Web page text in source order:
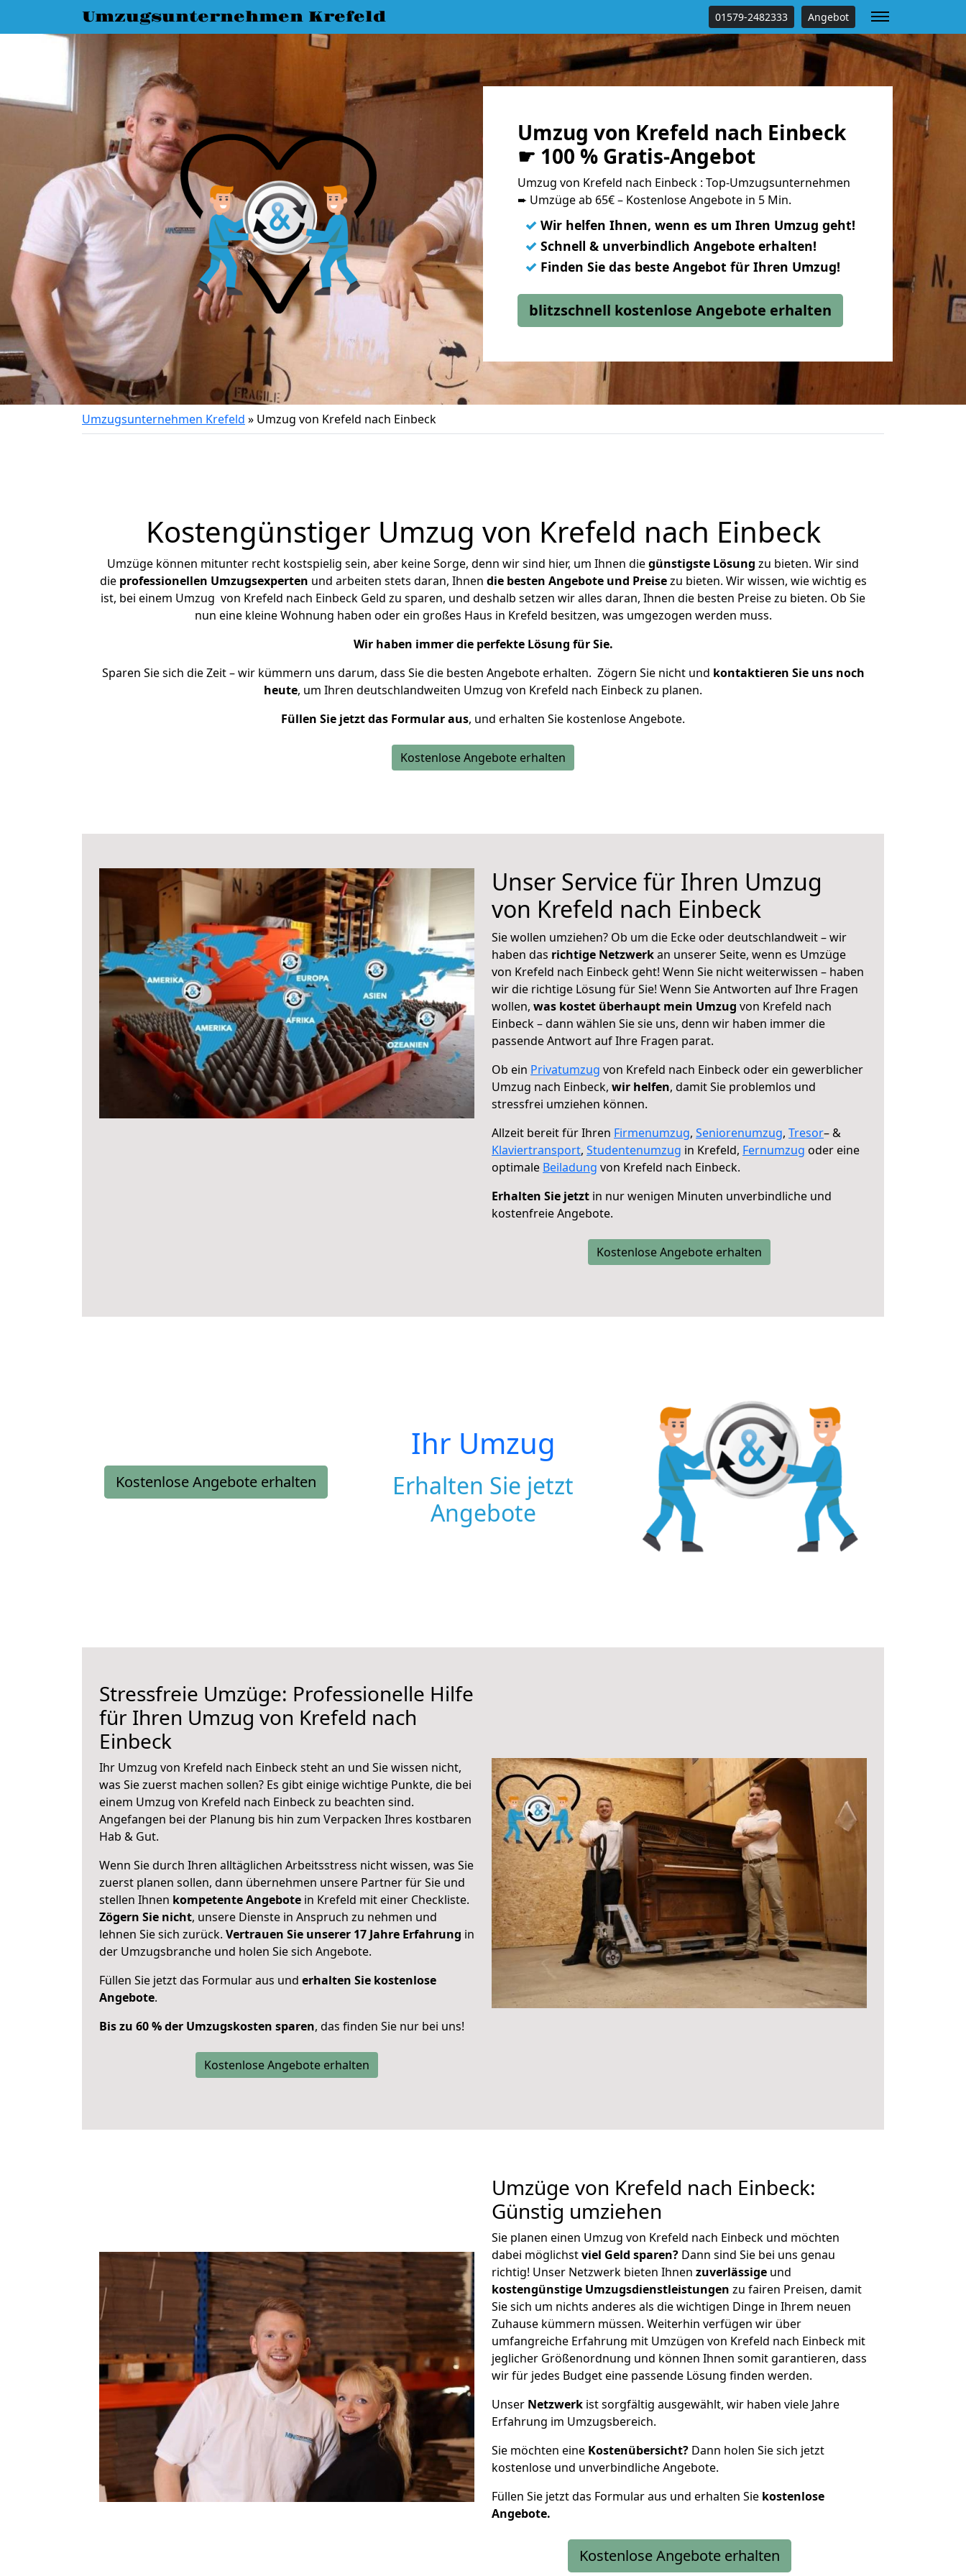
Umzugsunternehmen Krefeld 01579-2482333 Angebot
Umzug von Krefeld nach Einbeck
☛ 100 % Gratis-Angebot
Umzug von Krefeld nach Einbeck : Top-Umzugsunternehmen
➨ Umzüge ab 65€ – Kostenlose Angebote in 5 Min.
✓ Wir helfen Ihnen, wenn es um Ihren Umzug geht!
✓ Schnell & unverbindlich Angebote erhalten!
✓ Finden Sie das beste Angebot für Ihren Umzug!
blitzschnell kostenlose Angebote erhalten
Umzugsunternehmen Krefeld » Umzug von Krefeld nach Einbeck
Kostengünstiger Umzug von Krefeld nach Einbeck
Umzüge können mitunter recht kostspielig sein, aber keine Sorge, denn wir sind hier, um Ihnen diegünstigste Lösung zu bieten. Wir sind
die professionellen Umzugsexperten und arbeiten stets daran, Ihnen die besten Angebote und Preisezu bieten. Wir wissen, wie wichtig es
ist, bei einem Umzug von Krefeld nach Einbeck Geld zu sparen, und deshalb setzen wir alles daran, Ihnen die besten Preise zu bieten. Ob Sie
nun eine kleine Wohnung haben oder ein großes Haus in Krefeld besitzen, was umgezogen werden muss.
Wir haben immer die perfekte Lösung für Sie.
Sparen Sie sich die Zeit – wir kümmern uns darum, dass Sie die besten Angebote erhalten. Zögern Sie nicht und kontaktieren Sie uns noch
heute, um Ihren deutschlandweiten Umzug von Krefeld nach Einbeck zu planen.
Füllen Sie jetzt das Formular aus, und erhalten Sie kostenlose Angebote.
Kostenlose Angebote erhalten
Unser Service für Ihren Umzug
von Krefeld nach Einbeck
Sie wollen umziehen? Ob um die Ecke oder deutschlandweit – wir
haben das richtige Netzwerkan unserer Seite, wenn es Umzüge
von Krefeld nach Einbeck geht! Wenn Sie nicht weiterwissen – haben
wir die richtige Lösung für Sie! Wenn Sie Antworten auf Ihre Fragen
wollen, was kostet überhaupt mein Umzug von Krefeld nach
Einbeck – dann wählen Sie sie uns, denn wir haben immer die
passende Antwort auf Ihre Fragen parat.
Ob ein Privatumzug von Krefeld nach Einbeck oder ein gewerblicher
Umzug nach Einbeck, wir helfen, damit Sie problemlos und
stressfrei umziehen können.
Allzeit bereit für Ihren Firmenumzug, Seniorenumzug, Tresor– &
Klaviertransport, Studentenumzug in Krefeld, Fernumzug oder eine
optimale Beiladung von Krefeld nach Einbeck.
Erhalten Sie jetzt in nur wenigen Minuten unverbindliche und
kostenfreie Angebote.
Kostenlose Angebote erhalten
Kostenlose Angebote erhalten
Ihr Umzug
Erhalten Sie jetzt
Angebote
Stressfreie Umzüge: Professionelle Hilfe
für Ihren Umzug von Krefeld nach
Einbeck
Ihr Umzug von Krefeld nach Einbeck steht an und Sie wissen nicht,
was Sie zuerst machen sollen? Es gibt einige wichtige Punkte, die bei
einem Umzug von Krefeld nach Einbeck zu beachten sind.
Angefangen bei der Planung bis hin zum Verpacken Ihres kostbaren
Hab & Gut.
Wenn Sie durch Ihren alltäglichen Arbeitsstress nicht wissen, was Sie
zuerst planen sollen, dann übernehmen unsere Partner für Sie und
stellen Ihnen kompetente Angebote in Krefeld mit einer Checkliste.
Zögern Sie nicht, unsere Dienste in Anspruch zu nehmen und
lehnen Sie sich zurück. Vertrauen Sie unserer 17 Jahre Erfahrung in
der Umzugsbranche und holen Sie sich Angebote.
Füllen Sie jetzt das Formular aus und erhalten Sie kostenlose
Angebote.
Bis zu 60 % der Umzugskosten sparen, das finden Sie nur bei uns!
Kostenlose Angebote erhalten
Umzüge von Krefeld nach Einbeck:
Günstig umziehen
Sie planen einen Umzug von Krefeld nach Einbeck und möchten
dabei möglichstviel Geld sparen? Dann sind Sie bei uns genau
richtig! Unser Netzwerk bieten Ihnen zuverlässige und
kostengünstige Umzugsdienstleistungen zu fairen Preisen, damit
Sie sich um nichts anderes als die wichtigen Dinge in Ihrem neuen
Zuhause kümmern müssen. Weiterhin verfügen wir über
umfangreiche Erfahrung mit Umzügen von Krefeld nach Einbeck mit
jeglicher Größenordnung und können Ihnen somit garantieren, dass
wir für jedes Budget eine passende Lösung finden werden.
Unser Netzwerk ist sorgfältig ausgewählt, wir haben viele Jahre
Erfahrung im Umzugsbereich.
Sie möchten eine Kostenübersicht? Dann holen Sie sich jetzt
kostenlose und unverbindliche Angebote.
Füllen Sie jetzt das Formular aus und erhalten Sie kostenlose
Angebote.
Kostenlose Angebote erhalten